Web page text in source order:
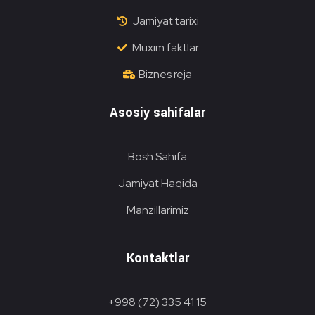
Jamiyat tarixi
Muxim faktlar
Biznes reja
Asosiy sahifalar
Bosh Sahifa
Jamiyat Haqida
Manzillarimiz
Kontaktlar
+998 (72) 335 41 15